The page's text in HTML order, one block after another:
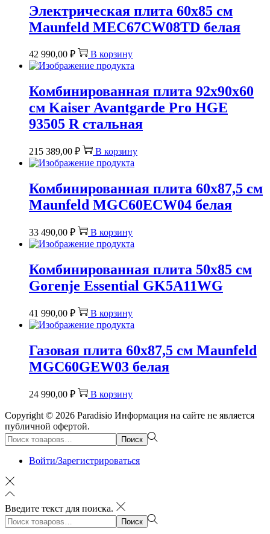
Электрическая плита 60х85 см
Maunfeld MEC67CW08TD белая
42 990,00 ₽ В корзину
Комбинированная плита 92х90х60
см Kaiser Avantgarde Pro HGE
93505 R стальная
215 389,00 ₽ В корзину
Комбинированная плита 60х87,5 см
Maunfeld MGC60ECW04 белая
33 490,00 ₽ В корзину
Комбинированная плита 50х85 см
Gorenje Essential GK5A11WG
41 990,00 ₽ В корзину
Газовая плита 60х87,5 см Maunfeld
MGC60GEW03 белая
24 990,00 ₽ В корзину
Copyright © 2026 Paradisio Информация на сайте не является
публичной офертой.
Поиск:>
Поиск
Войти/Зарегистрироваться
Введите текст для поиска.
Поиск:>
Поиск